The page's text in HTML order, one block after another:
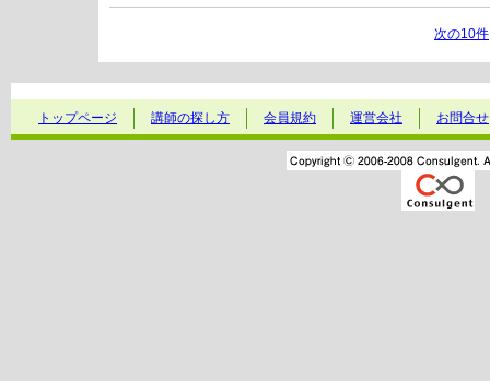
次の10件
トップページ 講師の探し方 会員規約 運営会社 お問合せ